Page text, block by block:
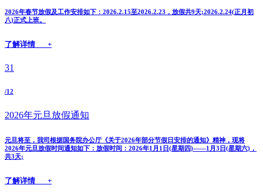
2026年春节放假及工作安排如下：2026.2.15至2026.2.23，放假共9天;2026.2.24(正月初
八)正式上班。
了解详情 +
31
/12
2026年元旦放假通知
元旦将至，我司根据国务院办公厅《关于2026年部分节假日安排的通知》精神，现将
2026年元旦放假时间通知如下：放假时间：2026年1月1日(星期四)——1月3日(星期六)，
共3天;
了解详情 +